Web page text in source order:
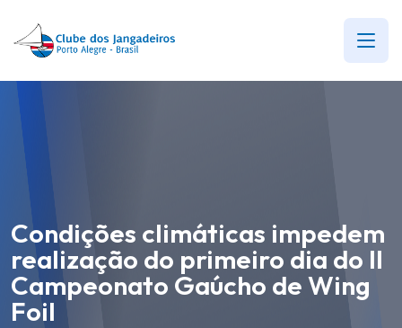
Condições climáticas impedem
realização do primeiro dia do II
Campeonato Gaúcho de Wing
Foil